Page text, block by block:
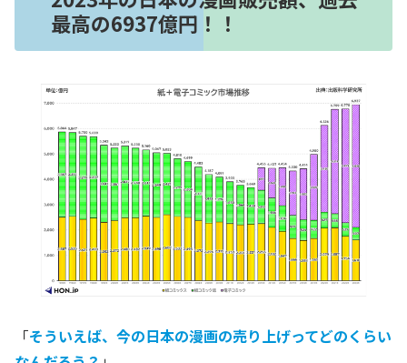
最高の6937億円！！
「そういえば、今の日本の漫画の売り上げってどのくらい